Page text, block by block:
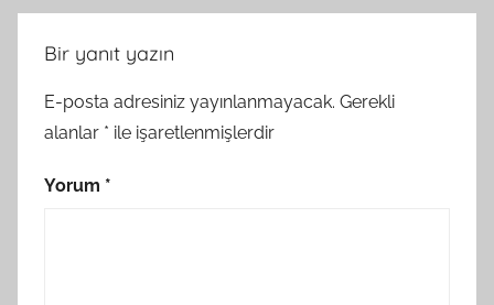
Bir yanıt yazın
E-posta adresiniz yayınlanmayacak. Gerekli
alanlar * ile işaretlenmişlerdir
Yorum *